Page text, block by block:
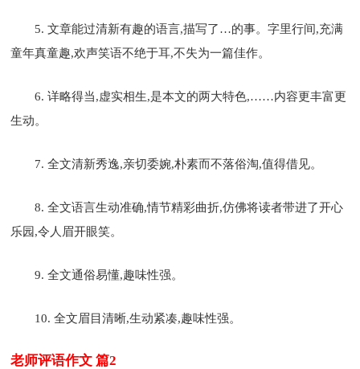
5. 文章能过清新有趣的语言,描写了…的事。字里行间,充满
童年真童趣,欢声笑语不绝于耳,不失为一篇佳作。
6. 详略得当,虚实相生,是本文的两大特色,……内容更丰富更
生动。
7. 全文清新秀逸,亲切委婉,朴素而不落俗淘,值得借见。
8. 全文语言生动准确,情节精彩曲折,仿佛将读者带进了开心
乐园,令人眉开眼笑。
9. 全文通俗易懂,趣味性强。
10. 全文眉目清晰,生动紧凑,趣味性强。
老师评语作文 篇2